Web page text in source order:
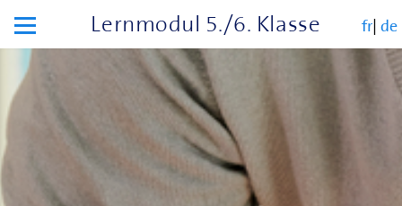
Lernmodul 5./6. Klasse fr| de